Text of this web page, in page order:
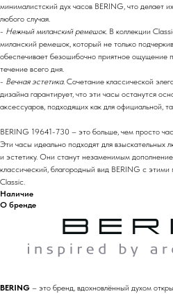
минималистский дух часов BERING, что делает
любого случая.
- Нежный миланский ремешок. В коллекции
миланский ремешок, который не только
обеспечивает безошибочно приятное ощущение
течение всего дня.
- Вечная эстетика. Сочетание классической
дизайна гарантирует, что эти часы останутся
аксессуаров, подходящих как для официальной,
BERING 19641-730 – это больше, чем просто
Эти часы идеально подходят для взыскательных
и эстетику. Они станут незаменимым
классический, благородный вид BERING с
Classic.
Наличие
О бренде
BERING – это бренд, вдохновлённый духом